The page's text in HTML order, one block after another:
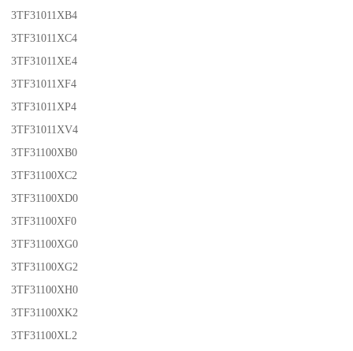
3TF31011XB4
3TF31011XC4
3TF31011XE4
3TF31011XF4
3TF31011XP4
3TF31011XV4
3TF31100XB0
3TF31100XC2
3TF31100XD0
3TF31100XF0
3TF31100XG0
3TF31100XG2
3TF31100XH0
3TF31100XK2
3TF31100XL2